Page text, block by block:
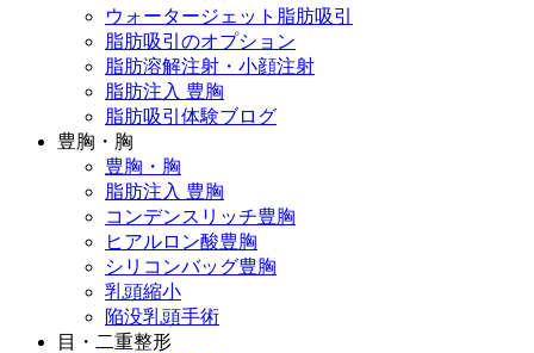
ウォータージェット脂肪吸引
脂肪吸引のオプション
脂肪溶解注射・小顔注射
脂肪注入 豊胸
脂肪吸引体験ブログ
豊胸・胸
豊胸・胸
脂肪注入 豊胸
コンデンスリッチ豊胸
ヒアルロン酸豊胸
シリコンバッグ豊胸
乳頭縮小
陥没乳頭手術
目・二重整形